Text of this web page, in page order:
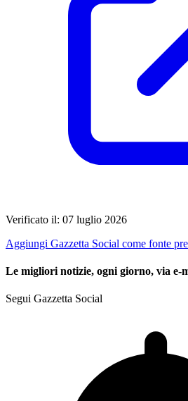
Verificato il: 07 luglio 2026
Aggiungi Gazzetta Social come fonte
Le migliori notizie, ogni giorno, via e-
Segui Gazzetta Social